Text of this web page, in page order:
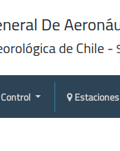
Control Estaciones